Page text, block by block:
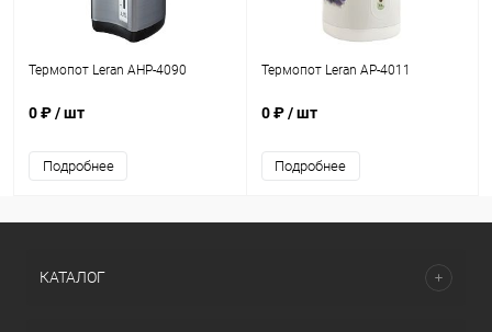
Термопот Leran AHP-4090
0 ₽/ шт
Подробнее
Термопот Leran AP-4011
0 ₽/ шт
Подробнее
КАТАЛОГ